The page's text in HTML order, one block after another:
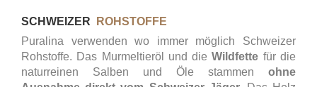
SCHWEIZER
ROHSTOFFE
Puralina verwenden wo immer möglich Schweizer
Rohstoffe. Das Murmeltieröl und dieWildfette für die
naturreinen Salben und Öle stammen ohne